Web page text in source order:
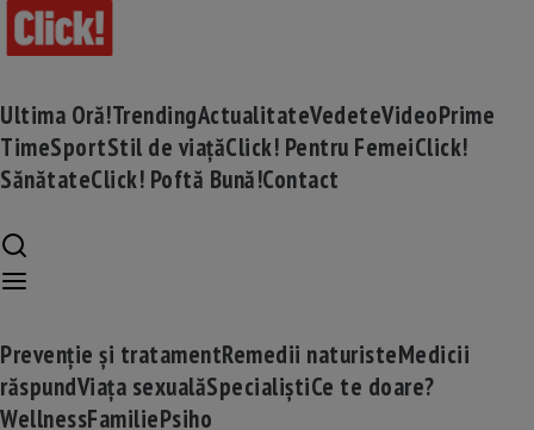
Ultima Oră!TrendingActualitateVedeteVideoPrime
TimeSportStil de viațăClick! Pentru FemeiClick!
SănătateClick! Poftă Bună!Contact
Prevenție și tratamentRemedii naturisteMedicii
răspundViața sexualăSpecialiștiCe te doare?
WellnessFamiliePsiho